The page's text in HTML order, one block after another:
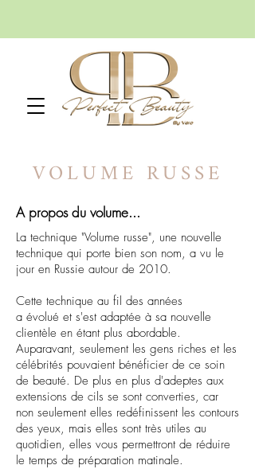
VOLUME RUSSE
A propos du volume...
La technique "Volume russe", une nouvelle
technique qui porte bien son nom, a vu le
jour en Russie autour de 2010.
Cette technique au fil des années
a évolué et s'est adaptée à sa nouvelle
clientèle en étant plus abordable.
Auparavant, seulement les gens riches et les
célébrités pouvaient bénéficier de ce soin
de beauté. De plus en plus d'adeptes aux
extensions de cils se sont converties, car
non seulement elles redéfinissent les contours
des yeux, mais elles sont très utiles au
quotidien, elles vous permettront de réduire
le temps de préparation matinale.